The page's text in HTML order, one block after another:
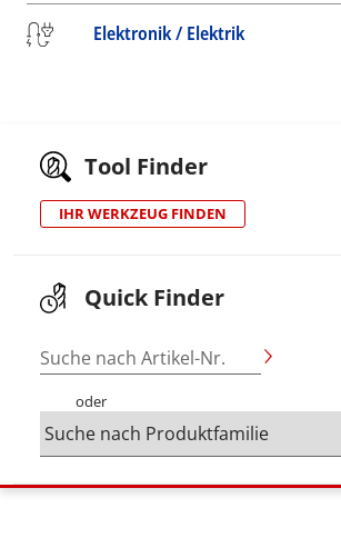
Elektronik / Elektrik
Tool Finder
IHR WERKZEUG FINDEN
Quick Finder
Suche nach Artikel-Nr.
oder